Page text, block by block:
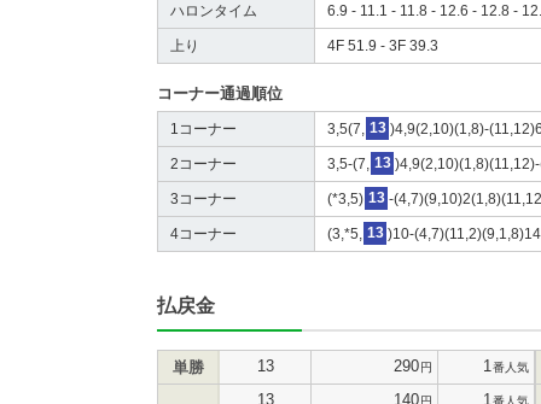
ハロンタイム 6.9 - 11.1 - 11.8 - 12.6 - 12.8 -
上り 4F 51.9 - 3F 39.3
コーナー通過順位
1コーナー 3,5(7, 13 )4,9(2,10)(1,8)-
2コーナー 3,5-(7, 13
3コーナー (*3,5) 13 -
4コーナー (3,*5, 13 )10-
払戻金
単勝 13 290円 1 番人気
13 140円 1 番人気